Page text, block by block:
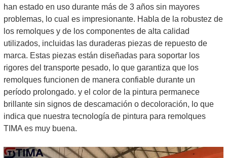
han estado en uso durante más de 3 años sin mayores
problemas, lo cual es impresionante. Habla de la robustez de
los remolques y de los componentes de alta calidad
utilizados, incluidas las duraderas piezas de repuesto de
marca. Estas piezas están diseñadas para soportar los
rigores del transporte pesado, lo que garantiza que los
remolques funcionen de manera confiable durante un
período prolongado. y el color de la pintura permanece
brillante sin signos de descamación o decoloración, lo que
indica que nuestra tecnología de pintura para remolques
TIMA es muy buena.